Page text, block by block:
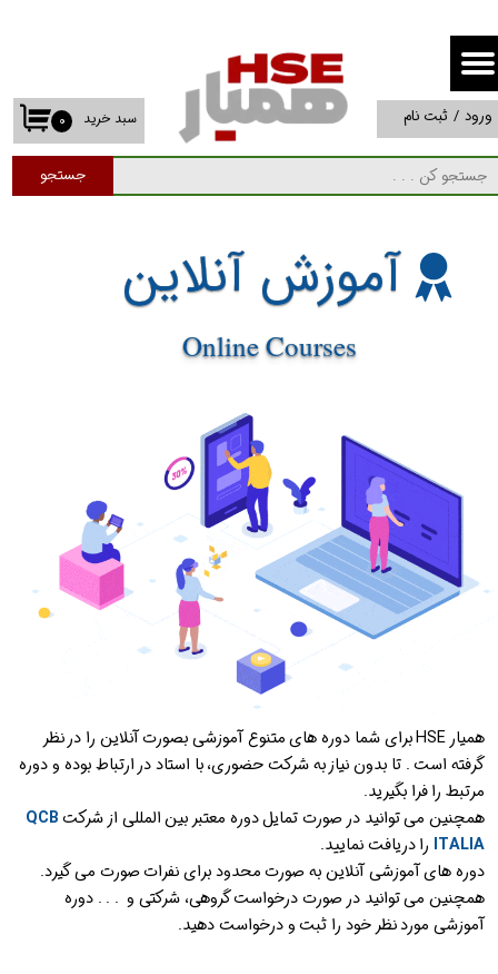
جستجو
۰ سبد خرید ورود / ثبت نام
حساب کاربری من
تغییر گذر واژه
سفارشات
Online Courses
آموزش آنلاین
همیار HSE برای شما دوره های متنوع آموزشی بصورت آنلاین را در نظر
گرفته است . تا بدون نیاز به شرکت حضوری، با استاد در ارتباط بوده و دوره
مرتبط را فرا بگیرید.
همچنین می توانید در صورت تمایل دوره معتبر بین المللی از شرکتQCB
ITALIA را دریافت نمایید.
دوره های آموزشی آنلاین به صورت محدود برای نفرات صورت می گیرد.
همچنین می توانید در صورت درخواست گروهی، شرکتی و . . . دوره
آموزشی مورد نظر خود را ثبت و درخواست دهید.